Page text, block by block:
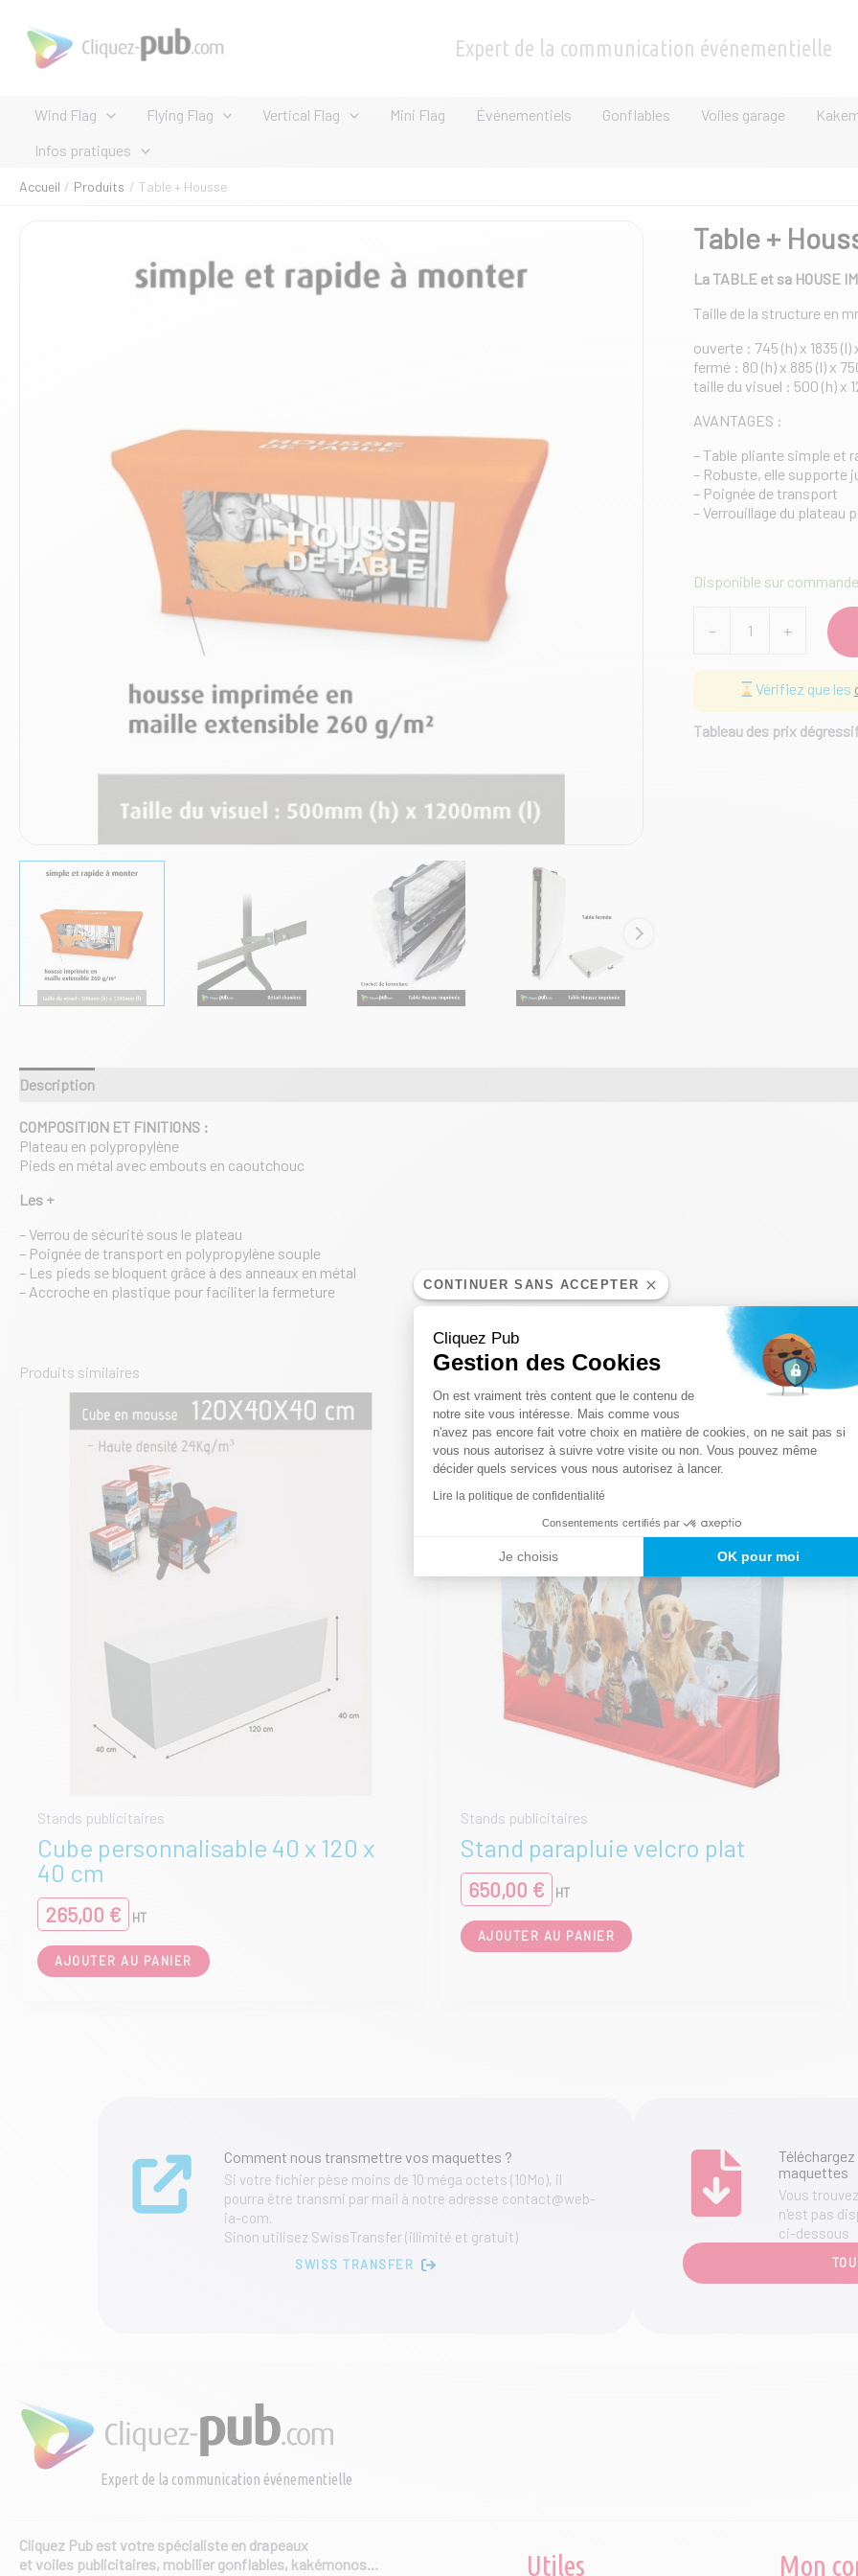
CONTINUER SANS ACCEPTER
Cliquez Pub
Gestion des Cookies
Plateforme de Gestion du
On est vraiment très content que le contenu de
notre site vous intéresse. Mais comme vous
n'avez pas encore fait votre choix en matière de cookies, on ne sait pas si
vous nous autorisez à suivre votre visite ou non. Vous pouvez même
décider quels services vous nous autorisez à lancer.
Lire la politique de confidentialité
Consentements certifiés par
Je choisis OK pour moi
Axeptio consent
contenu
Expert de la communication événementielle
Wind Flag
Flying Flag Vertical Flag Mini Flag Événementiels Gonflables Voiles garage
Infos pratiques
Accueil Produits Table + Housse
Table +
La TABLE et sa HOUSE
Taille de la structure en
ouverte : 745 (h) x 1835 (l)
fermé : 80 (h) x 885 (l) x
taille du visuel : 500 (h) x
AVANTAGES :
– Table pliante simple et
– Robuste, elle supporte
– Poignée de transport
– Verrouillage du plateau
Disponible sur commande
-
+
+
Vérifiez que les
Tableau des prix
Description
COMPOSITION ET FINITIONS :
Plateau en polypropylène
Pieds en métal avec embouts en caoutchouc
Les +
– Verrou de sécurité sous le plateau
– Poignée de transport en polypropylène souple
– Les pieds se bloquent grâce à des anneaux en métal
– Accroche en plastique pour faciliter la fermeture
Produits similaires
Stands publicitaires
Cube personnalisable 40 x 120 x
40 cm
265,00 € HT
AJOUTER AU PANIER
Stands publicitaires
Stand parapluie velcro plat
650,00 € HT
AJOUTER AU PANIER
Comment nous transmettre vos maquettes ?
Si votre fichier pèse moins de 10 méga octets (10Mo), il
pourra être transmi par mail à notre adresse contact@web-
ia-com.
Sinon utilisez SwissTransfer (illimité et gratuit)
SWISS TRANSFER
maquettes
Vous
n'est pas
ci-dessous
Expert de la communication événementielle
Cliquez Pub est votre spécialiste en drapeaux
et voiles publicitaires, mobilier gonflables, kakémonos…
Utiles Mon